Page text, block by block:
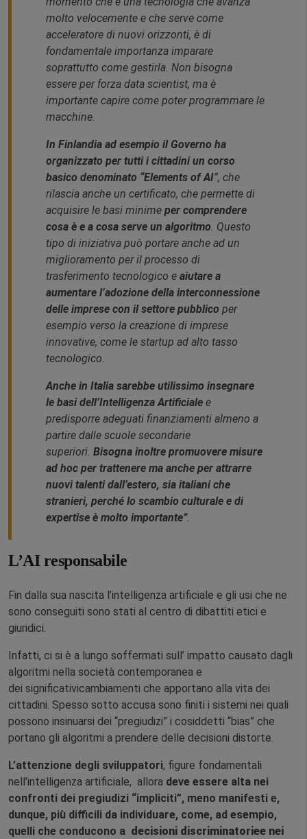
molto velocemente e che serve come
acceleratore di nuovi orizzonti, è di
fondamentale importanza imparare
soprattutto come gestirla. Non bisogna
essere per forza data scientist, ma è
importante capire come poter programmare le
macchine.
In Finlandia ad esempio il Governo ha
organizzato per tutti i cittadini un corso
basico denominato “Elements of AI”, che
rilascia anche un certificato, che permette di
acquisire le basi minime per comprendere
cosa è e a cosa serve un algoritmo. Questo
tipo di iniziativa può portare anche ad un
miglioramento per il processo di
trasferimento tecnologico e aiutare a
aumentare l’adozione della interconnessione
delle imprese con il settore pubblico per
esempio verso la creazione di imprese
innovative, come le startup ad alto tasso
tecnologico.
Anche in Italia sarebbe utilissimo insegnare
le basi dell’Intelligenza Artificiale e
predisporre adeguati finanziamenti almeno a
partire dalle scuole secondarie
superiori. Bisogna inoltre promuovere misure
ad hoc per trattenere ma anche per attrarre
nuovi talenti dall’estero, sia italiani che
stranieri, perché lo scambio culturale e di
expertise è molto importante”.
L’AI responsabile
Fin dalla sua nascita l’intelligenza artificiale e gli usi che ne
sono conseguiti sono stati al centro di dibattiti etici e
giuridici.
Infatti, ci si è a lungo soffermati sull’ impatto causato dagli
algoritmi nella società contemporanea e
dei significativicambiamenti che apportano alla vita dei
cittadini. Spesso sotto accusa sono finiti i sistemi nei quali
possono insinuarsi dei “pregiudizi” i cosiddetti “bias” che
portano gli algoritmi a prendere delle decisioni distorte.
L’attenzione degli sviluppatori, figure fondamentali
nell’intelligenza artificiale, allora deve essere alta nei
confronti dei pregiudizi “impliciti”, meno manifesti e,
dunque, più difficili da individuare, come, ad esempio,
quelli che conducono a decisioni discriminatoriee nei